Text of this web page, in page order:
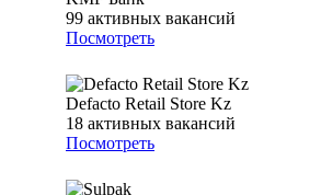
99 активных вакансий
Посмотреть
Defacto Retail Store Kz
18 активных вакансий
Посмотреть